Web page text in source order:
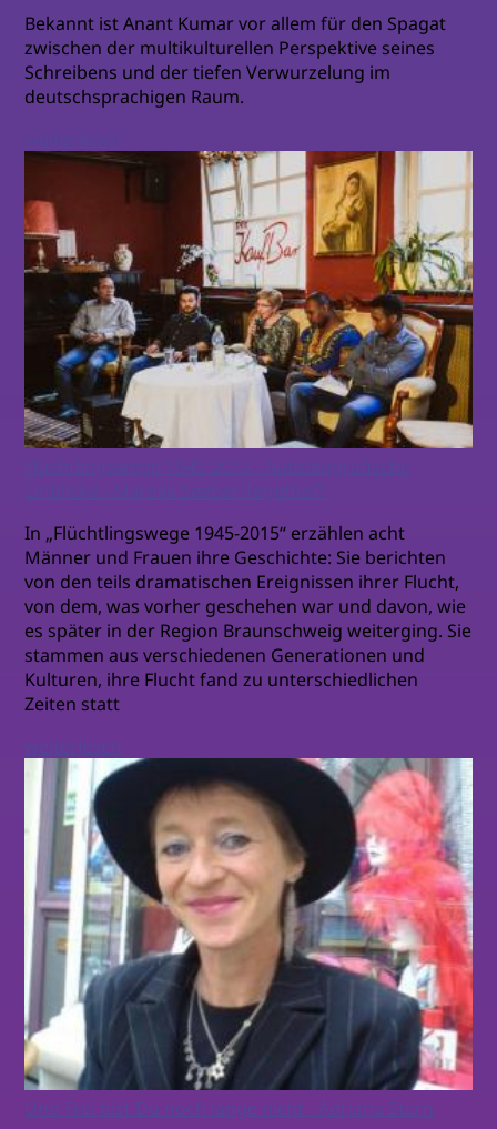
Bekannt ist Anant Kumar vor allem für den Spagat
zwischen der multikulturellen Perspektive seines
Schreibens und der tiefen Verwurzelung im
deutschsprachigen Raum.
In „Flüchtlingswege 1945-2015“ erzählen acht
Männer und Frauen ihre Geschichte: Sie berichten
von den teils dramatischen Ereignissen ihrer Flucht,
von dem, was vorher geschehen war und davon, wie
es später in der Region Braunschweig weiterging. Sie
stammen aus verschiedenen Generationen und
Kulturen, ihre Flucht fand zu unterschiedlichen
Zeiten statt
weiterlesen
Und Frei bist Du noch lange nicht - Adriana Stern